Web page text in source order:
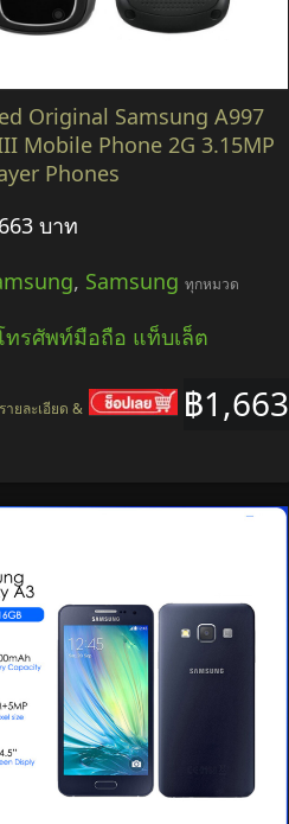
Original Samsung A997
Mobile Phone 2G 3.15MP
Phones
บาท
, Samsung ทุกหมวด
ทรศัพท์มือถือ แท็บเล็ต
฿1,663
รายละเอียด &